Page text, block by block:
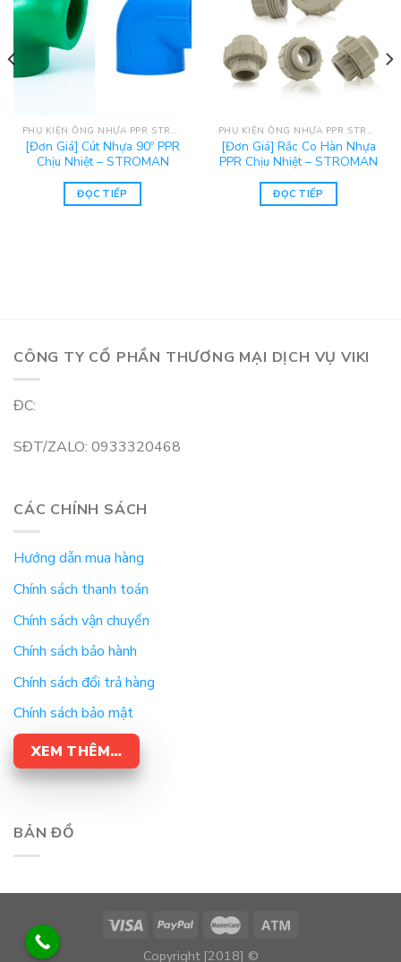
PHỤ KIỆN ỐNG NHỰA PPR STROMAN
[Đơn Giá] Cút Nhựa 90º PPR
Chịu Nhiệt – STROMAN
ĐỌC TIẾP
PHỤ KIỆN ỐNG NHỰA PPR STROMAN
[Đơn Giá] Rắc Co Hàn Nhựa
PPR Chịu Nhiệt – STROMAN
ĐỌC TIẾP
CÔNG TY CỔ PHẦN THƯƠNG MẠI DỊCH VỤ VIKI
ĐC:
SĐT/ZALO: 0933320468
CÁC CHÍNH SÁCH
Hướng dẫn mua hàng
Chính sách thanh toán
Chính sách vận chuyển
Chính sách bảo hành
Chính sách đổi trả hàng
Chính sách bảo mật
XEM THÊM…
BẢN ĐỒ
Copyright [2018] ©